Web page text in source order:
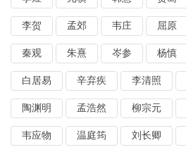
李贺 孟郊 韦庄 屈原
秦观 朱熹 岑参 杨慎
白居易 辛弃疾 李清照
陶渊明 孟浩然 柳宗元
韦应物 温庭筠 刘长卿